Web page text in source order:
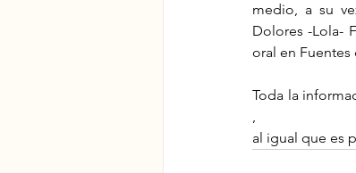
medio, a su
Dolores -Lola-
oral en Fuentes
Toda la
,
al igual que es